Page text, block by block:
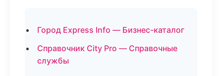
Город Express Info — Бизнес-каталог
Справочник City Pro — Справочные
службы